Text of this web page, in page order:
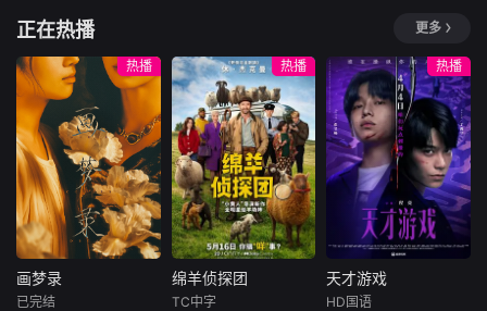
的坚定信念。
腾讯视频自制美食
纪录片《无辣不
欢》第二季，以&a
mp;quot;辣&amp;q
uot;为情绪钥匙，
从个人感受延伸至
社会群像，深入探
寻这款当代&amp;q
uot;情绪释放器&a
mp;quot;如何一辣
解千愁。本季我们
再次出发，走遍辣
域多地，用火辣风
味串联市井日常与
队电影，面对恐怖
主义恶势力，“最飒
女子反恐特战队”临
危受命，精英队长
陈梓静（于文文
饰）率队员金凤
（卢靖姗 饰）、齐
燕（蒋璐霞 饰）、
宁宝儿（屈菁菁
饰）等全队出击，
“绝密任务”限时1
本作的舞台是音乐
和舞蹈融入生活的
冲绳。与母亲朱
音、妹妹舞一起生
活的照屋踊，憧憬
舞蹈学校的丽莎，
开始了舞蹈生涯。
朱音为了支撑家数
在酒吧工作，不擅
长与人打交道的舞
总是在学校前专心
地注视着哥哥的身
影。不久，
正在热播 更多
热播
画梦录
画梦录
已完结
热播
绵羊侦探团
绵羊侦探团
TC中字
热播
天才游戏
天才游戏
HD国语